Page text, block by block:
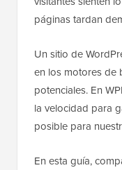
páginas tardan
Un sitio de
en los motores de
potenciales. En
la velocidad para
posible para
En esta guía,